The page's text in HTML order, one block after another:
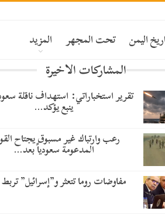
اليمن تحت المجهر المزيد
المشاركات الاخيرة
تقرير استخباراتي: استهداف ناقلة
ينبع يؤكد…
رعب وارتباك غير مسبوق يجتاح
المدعومة سعودياً بعد…
مفاوضات روما تتعثر و”إسرائيل”